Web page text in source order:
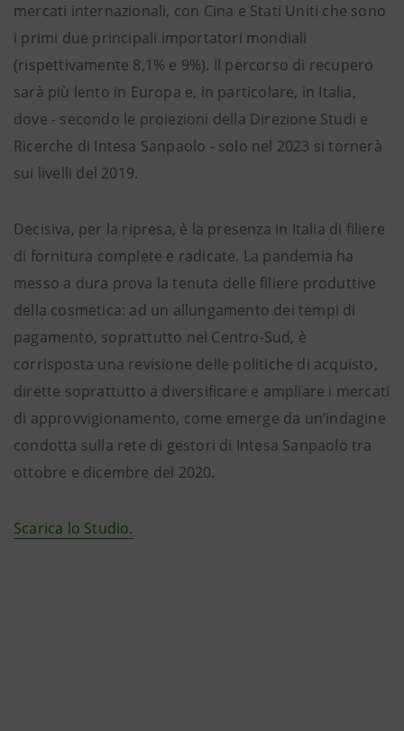
mercati internazionali, con Cina e Stati Uniti che sono
i primi due principali importatori mondiali
(rispettivamente 8,1% e 9%). Il percorso di recupero
sarà più lento in Europa e, in particolare, in Italia,
dove - secondo le proiezioni della Direzione Studi e
Ricerche di Intesa Sanpaolo - solo nel 2023 si tornerà
sui livelli del 2019.
Decisiva, per la ripresa, è la presenza in Italia di filiere
di fornitura complete e radicate. La pandemia ha
messo a dura prova la tenuta delle filiere produttive
della cosmetica: ad un allungamento dei tempi di
pagamento, soprattutto nel Centro-Sud, è
corrisposta una revisione delle politiche di acquisto,
dirette soprattutto a diversificare e ampliare i mercati
di approvvigionamento, come emerge da un’indagine
condotta sulla rete di gestori di Intesa Sanpaolo tra
ottobre e dicembre del 2020.
Scarica lo Studio.